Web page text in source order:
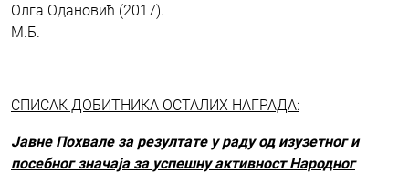
Олга Одановић (2017).
М.Б.
СПИСАК ДОБИТНИКА ОСТАЛИХ НАГРАДА:
Јавне Похвале за резултате у раду од изузетног и
посебног значаја за успешну активност Народног